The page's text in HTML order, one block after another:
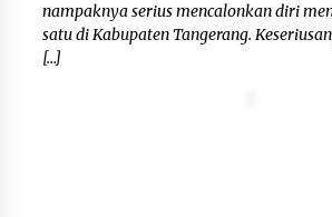
nampaknya serius mencalonkan diri
satu di Kabupaten Tangerang.
[…]